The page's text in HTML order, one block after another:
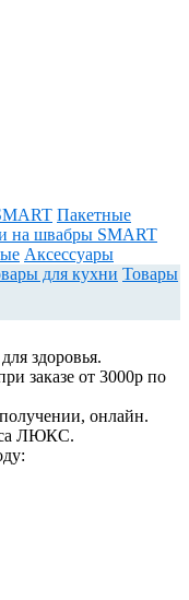
Пакетные
на швабры SMART
Аксессуары
для кухни Товары
здоровья.
заказе от 3000р по
онлайн.
ЛЮКС.